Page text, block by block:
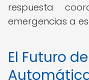
respuesta
emergencias a
El Futuro